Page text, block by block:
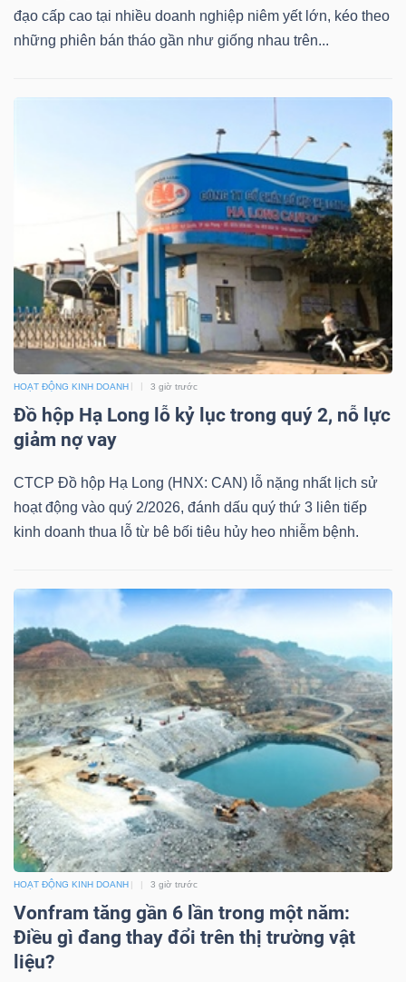
đạo cấp cao tại nhiều doanh nghiệp niêm yết lớn, kéo theo
những phiên bán tháo gần như giống nhau trên...
HOẠT ĐỘNG KINH DOANH 3 giờ trước
Đồ hộp Hạ Long lỗ kỷ lục trong quý 2, nỗ lực
giảm nợ vay
CTCP Đồ hộp Hạ Long (HNX: CAN) lỗ nặng nhất lịch sử
hoạt động vào quý 2/2026, đánh dấu quý thứ 3 liên tiếp
kinh doanh thua lỗ từ bê bối tiêu hủy heo nhiễm bệnh.
HOẠT ĐỘNG KINH DOANH 3 giờ trước
Vonfram tăng gần 6 lần trong một năm:
Điều gì đang thay đổi trên thị trường vật
liệu?
Bài
phân
tích
(-)
Thuật
ngữ
(-)
vụ
tạo
Sách
tài
chính
Công
cụ
đầu